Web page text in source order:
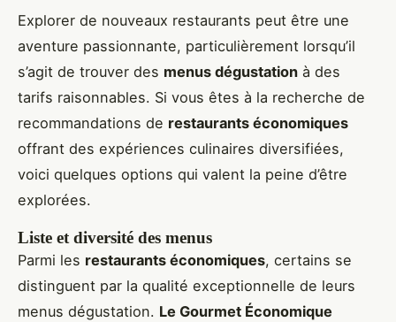
Explorer de nouveaux restaurants peut être une
aventure passionnante, particulièrement lorsqu’il
s’agit de trouver des menus dégustation à des
tarifs raisonnables. Si vous êtes à la recherche de
recommandations de restaurants économiques
offrant des expériences culinaires diversifiées,
voici quelques options qui valent la peine d’être
explorées.
Liste et diversité des menus
Parmi les restaurants économiques, certains se
distinguent par la qualité exceptionnelle de leurs
menus dégustation. Le Gourmet Économique